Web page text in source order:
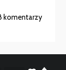
komentarzy